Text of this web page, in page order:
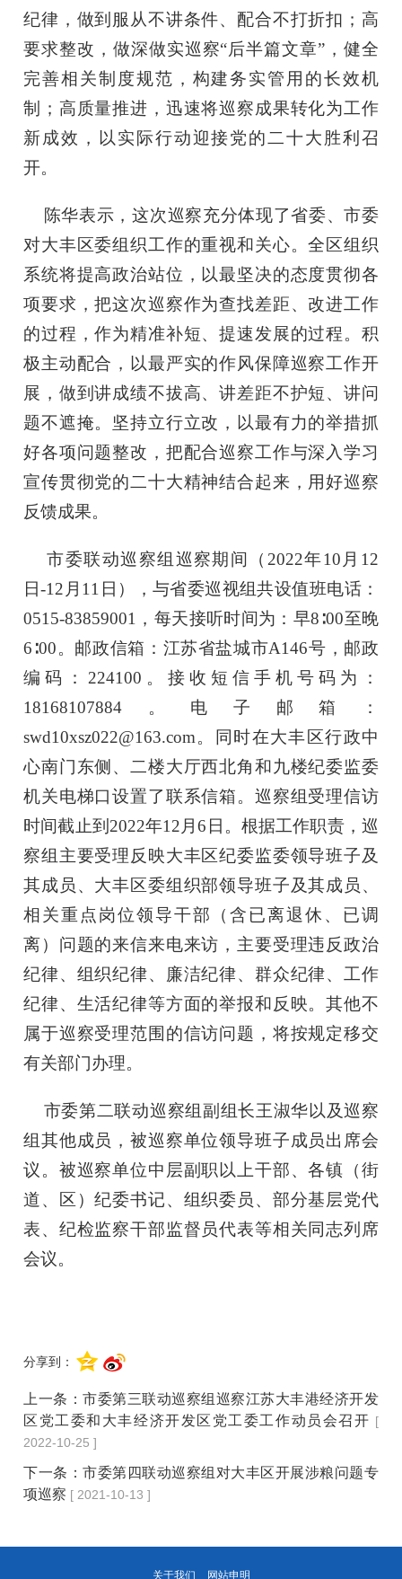
纪律，做到服从不讲条件、配合不打折扣；高
要求整改，做深做实巡察“后半篇文章”，健全
完善相关制度规范，构建务实管用的长效机
制；高质量推进，迅速将巡察成果转化为工作
新成效，以实际行动迎接党的二十大胜利召
开。
陈华表示，这次巡察充分体现了省委、市委
对大丰区委组织工作的重视和关心。全区组织
系统将提高政治站位，以最坚决的态度贯彻各
项要求，把这次巡察作为查找差距、改进工作
的过程，作为精准补短、提速发展的过程。积
极主动配合，以最严实的作风保障巡察工作开
展，做到讲成绩不拔高、讲差距不护短、讲问
题不遮掩。坚持立行立改，以最有力的举措抓
好各项问题整改，把配合巡察工作与深入学习
宣传贯彻党的二十大精神结合起来，用好巡察
反馈成果。
市委联动巡察组巡察期间（ 2022年10月12
日-12月11日），与省委巡视组共设值班电话：
0515-83859001，每天接听时间为：早8∶00至晚
6∶00。邮政信箱：江苏省盐城市A146号，邮政
编码：224100。接收短信手机号码为：
18168107884。电子邮箱：
swd10xsz022@163.com。同时在大丰区行政中
心南门东侧、二楼大厅西北角和九楼纪委监委
机关电梯口设置了联系信箱。巡察组受理信访
时间截止到2022年12月6日。根据工作职责，巡
察组主要受理反映大丰区纪委监委领导班子及
其成员、大丰区委组织部领导班子及其成员、
相关重点岗位领导干部（含已离退休、已调
离）问题的来信来电来访，主要受理违反政治
纪律、组织纪律、廉洁纪律、群众纪律、工作
纪律、生活纪律等方面的举报和反映。其他不
属于巡察受理范围的信访问题，将按规定移交
有关部门办理。
市委第二联动巡察组副组长王淑华以及巡察
组其他成员，被巡察单位领导班子成员出席会
议。被巡察单位中层副职以上干部、各镇（街
道、区）纪委书记、组织委员、部分基层党代
表、纪检监察干部监督员代表等相关同志列席
会议。
分享到：
上一条：市委第三联动巡察组巡察江苏大丰港经济开发
区党工委和大丰经济开发区党工委工作动员会召开 [
2022-10-25 ]
下一条：市委第四联动巡察组对大丰区开展涉粮问题专
项巡察 [ 2021-10-13 ]
关于我们 网站申明